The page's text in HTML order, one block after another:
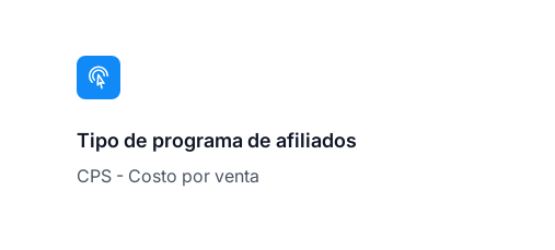
Tipo de programa de afiliados
CPS - Costo por venta